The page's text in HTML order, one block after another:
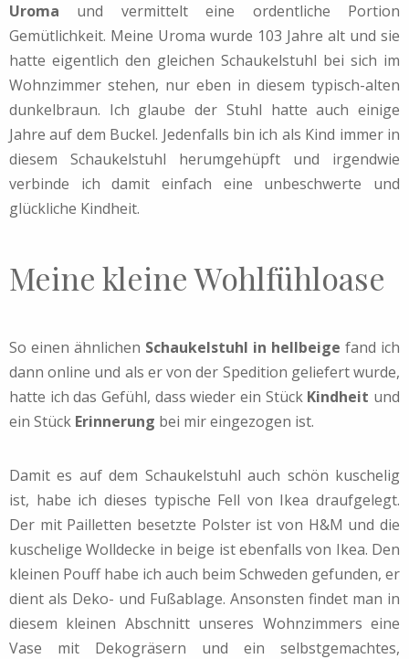
Uroma und vermittelt eine ordentliche Portion
Gemütlichkeit. Meine Uroma wurde 103 Jahre alt und sie
hatte eigentlich den gleichen Schaukelstuhl bei sich im
Wohnzimmer stehen, nur eben in diesem typisch-alten
dunkelbraun. Ich glaube der Stuhl hatte auch einige
Jahre auf dem Buckel. Jedenfalls bin ich als Kind immer in
diesem Schaukelstuhl herumgehüpft und irgendwie
verbinde ich damit einfach eine unbeschwerte und
glückliche Kindheit.
Meine kleine Wohlfühloase
So einen ähnlichen Schaukelstuhl in hellbeige fand ich
dann online und als er von der Spedition geliefert wurde,
hatte ich das Gefühl, dass wieder ein Stück Kindheit und
ein Stück Erinnerung bei mir eingezogen ist.
Damit es auf dem Schaukelstuhl auch schön kuschelig
ist, habe ich dieses typische Fell von Ikea draufgelegt.
Der mit Pailletten besetzte Polster ist von H&M und die
kuschelige Wolldecke in beige ist ebenfalls von Ikea. Den
kleinen Pouff habe ich auch beim Schweden gefunden, er
dient als Deko- und Fußablage. Ansonsten findet man in
diesem kleinen Abschnitt unseres Wohnzimmers eine
Vase mit Dekogräsern und ein selbstgemachtes,